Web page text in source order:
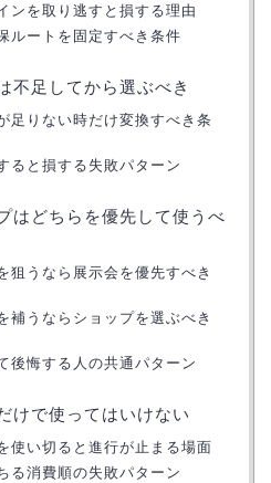
ンを取り逃すと損する理由
ルートを固定すべき条件
不足してから選ぶべき
足りない時だけ変換すべき条
ると損する失敗パターン
はどちらを優先して使うべ
狙うなら展示会を優先すべき
補うならショップを選ぶべき
後悔する人の共通パターン
けで使ってはいけない
使い切ると進行が止まる場面
る消費順の失敗パターン